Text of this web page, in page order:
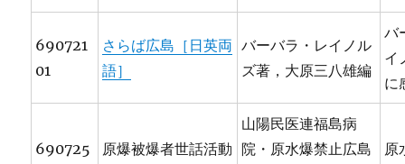
690721
01
さらば広島［日英両
語］
バーバラ・レイノル
ズ著，大原三八雄編
バ
イ
に
690725
原爆被爆者世話活動
山陽民医連福島病
院・原水爆禁止広島
原